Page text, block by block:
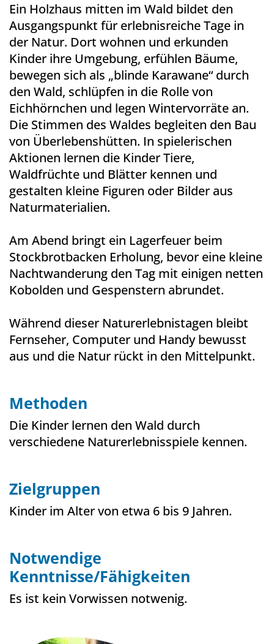
Ein Holzhaus mitten im Wald bildet den
Ausgangspunkt für erlebnisreiche Tage in
der Natur. Dort wohnen und erkunden
Kinder ihre Umgebung, erfühlen Bäume,
bewegen sich als „blinde Karawane“ durch
den Wald, schlüpfen in die Rolle von
Eichhörnchen und legen Wintervorräte an.
Die Stimmen des Waldes begleiten den Bau
von Überlebenshütten. In spielerischen
Aktionen lernen die Kinder Tiere,
Waldfrüchte und Blätter kennen und
gestalten kleine Figuren oder Bilder aus
Naturmaterialien.
Am Abend bringt ein Lagerfeuer beim
Stockbrotbacken Erholung, bevor eine kleine
Nachtwanderung den Tag mit einigen netten
Kobolden und Gespenstern abrundet.
Während dieser Naturerlebnistagen bleibt
Fernseher, Computer und Handy bewusst
aus und die Natur rückt in den Mittelpunkt.
Methoden
Die Kinder lernen den Wald durch
verschiedene Naturerlebnisspiele kennen.
Zielgruppen
Kinder im Alter von etwa 6 bis 9 Jahren.
Notwendige
Kenntnisse/Fähigkeiten
Es ist kein Vorwissen notwenig.